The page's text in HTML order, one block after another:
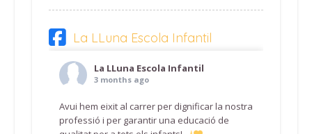
La LLuna Escola Infantil
La LLuna Escola Infantil
3 months ago
Avui hem eixit al carrer per dignificar la nostra
professió i per garantir una educació de